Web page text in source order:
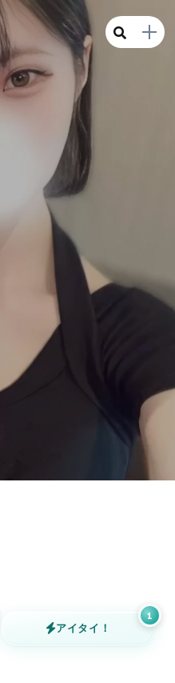
1
アイタイ！